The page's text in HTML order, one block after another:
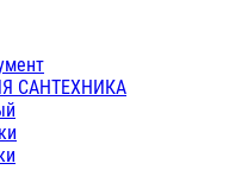
САНТЕХНИКА